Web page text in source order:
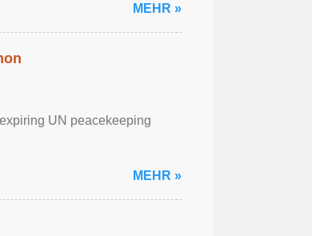
MEHR »
UN peacekeeping
MEHR »